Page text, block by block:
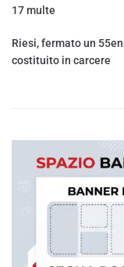
17 multe
Riesi, fermato un
costituito in carcere